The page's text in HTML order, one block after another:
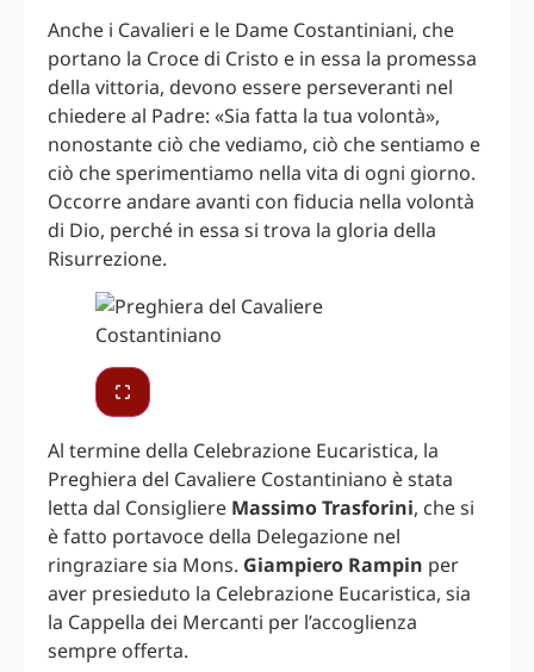
Anche i Cavalieri e le Dame Costantiniani, che
portano la Croce di Cristo e in essa la promessa
della vittoria, devono essere perseveranti nel
chiedere al Padre: «Sia fatta la tua volontà»,
nonostante ciò che vediamo, ciò che sentiamo e
ciò che sperimentiamo nella vita di ogni giorno.
Occorre andare avanti con fiducia nella volontà
di Dio, perché in essa si trova la gloria della
Risurrezione.
Al termine della Celebrazione Eucaristica, la
Preghiera del Cavaliere Costantiniano è stata
letta dal Consigliere Massimo Trasforini, che si
è fatto portavoce della Delegazione nel
ringraziare sia Mons. Giampiero Rampin per
aver presieduto la Celebrazione Eucaristica, sia
la Cappella dei Mercanti per l’accoglienza
sempre offerta.